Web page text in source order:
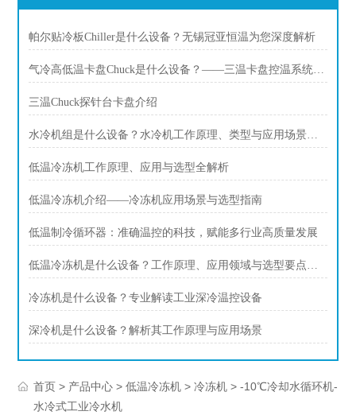
帕尔贴冷板Chiller是什么设备？无锡冠亚恒温为您深度解析
气冷高低温卡盘Chuck是什么设备？——三温卡盘控温系统应用指南
三温Chuck探针台卡盘介绍
水冷机组是什么设备？水冷机工作原理、类型与应用场景全解析
低温冷冻机工作原理、应用与选型全解析
低温冷冻机介绍——冷冻机应用场景与选型指南
低温制冷循环器：准确温控的科技，赋能多行业高质量发展
低温冷冻机是什么设备？工作原理、应用领域与选型要点解析
冷冻机是什么设备？专业解读工业深冷温控设备
深冷机是什么设备？解析其工作原理与应用场景
首页 > 产品中心 >低温冷冻机 >冷冻机 > -10℃冷却水循环机-
水冷式工业冷水机